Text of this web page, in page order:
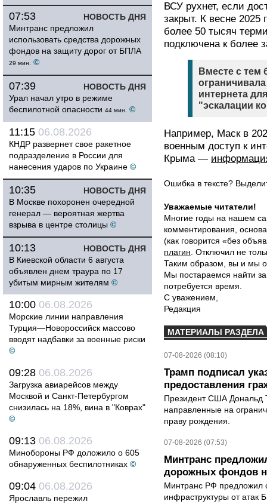
НОВОСТЬ ДНЯ
07:53
Минтранс предложил
использовать средства дорожных
фондов на защиту дорог от БПЛА
29 мин. ©
НОВОСТЬ ДНЯ
07:39
Урал начал утро в режиме
беспилотной опасности 44 мин. ©
11:15 06.08.2026
КНДР развернет свое ракетное
подразделение в России для
нанесения ударов по Украине ©
НОВОСТЬ ДНЯ
10:35
В Москве похоронен очередной
генерал — вероятная жертва
взрыва в центре столицы ©
НОВОСТЬ ДНЯ
10:13
В Киевской области 6 августа
объявлен днем траура по 17
убитым мирным жителям ©
10:00 06.08.2026
Морские линии направления
Турция—Новороссийск массово
вводят надбавки за военные риски
©
09:28 06.08.2026
Загрузка авиарейсов между
Москвой и Санкт-Петербургом
снизилась на 18%, вина в "Коврах"
©
09:13 06.08.2026
Минобороны РФ доложило о 605
обнаруженных беспилотниках ©
09:04 06.08.2026
Ярославль пережил
ВСУ рухнет, если
закрыт. К весне 2025
более 50 тысяч
подключена к более
Вместе с тем
интернета
"эскалации
Например, Маск в
военным доступ к
Крыма —
Ошибка в тексте?
Уважаемые читатели!
Многие годы на нашем
комментирования,
(как говорится «без
плагин . Отключил не
Таким образом, вы и мы
Мы постараемся найти
потребуется время.
С уважением,
Редакция
МАТЕРИАЛЫ РАЗДЕЛА
07-08-2026 (08:10)
Трамп подписал
предоставления
Президент США Дональд
направленные на
праву рождения.
07-08-2026 (07:53)
Минтранс
дорожных фондов
Минтранс РФ предложил
инфраструктуры от атак